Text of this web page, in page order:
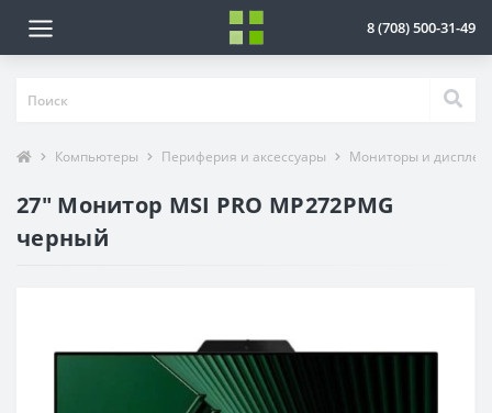
8 (708) 500-31-49
Компьютеры Периферия и аксессуары Мониторы и дисплеи
27" Монитор MSI PRO MP272PMG
черный